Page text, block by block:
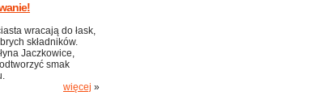
wracają do łask,
składników.
Jaczkowice,
smak
więcej »